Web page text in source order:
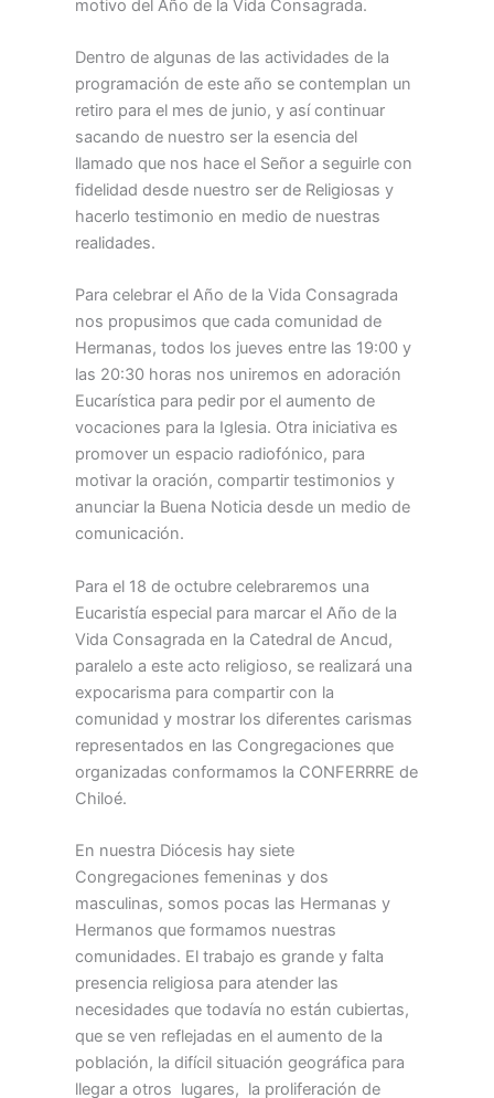
motivo del Año de la Vida Consagrada.
Dentro de algunas de las actividades de la
programación de este año se contemplan un
retiro para el mes de junio, y así continuar
sacando de nuestro ser la esencia del
llamado que nos hace el Señor a seguirle con
fidelidad desde nuestro ser de Religiosas y
hacerlo testimonio en medio de nuestras
realidades.
Para celebrar el Año de la Vida Consagrada
nos propusimos que cada comunidad de
Hermanas, todos los jueves entre las 19:00 y
las 20:30 horas nos uniremos en adoración
Eucarística para pedir por el aumento de
vocaciones para la Iglesia. Otra iniciativa es
promover un espacio radiofónico, para
motivar la oración, compartir testimonios y
anunciar la Buena Noticia desde un medio de
comunicación.
Para el 18 de octubre celebraremos una
Eucaristía especial para marcar el Año de la
Vida Consagrada en la Catedral de Ancud,
paralelo a este acto religioso, se realizará una
expocarisma para compartir con la
comunidad y mostrar los diferentes carismas
representados en las Congregaciones que
organizadas conformamos la CONFERRRE de
Chiloé.
En nuestra Diócesis hay siete
Congregaciones femeninas y dos
masculinas, somos pocas las Hermanas y
Hermanos que formamos nuestras
comunidades. El trabajo es grande y falta
presencia religiosa para atender las
necesidades que todavía no están cubiertas,
que se ven reflejadas en el aumento de la
población, la difícil situación geográfica para
llegar a otros lugares, la proliferación de